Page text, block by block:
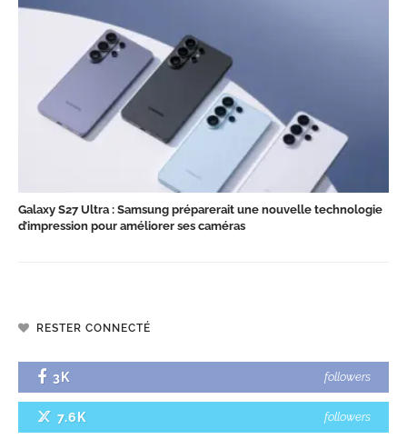
Galaxy S27 Ultra : Samsung préparerait une nouvelle technologie
d’impression pour améliorer ses caméras
RESTER CONNECTÉ
3K followers
7.6K followers